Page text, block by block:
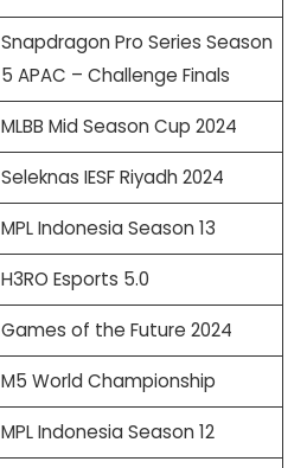
Snapdragon Pro Series Season
5 APAC – Challenge Finals
MLBB Mid Season Cup 2024
Seleknas IESF Riyadh 2024
MPL Indonesia Season 13
H3RO Esports 5.0
Games of the Future 2024
M5 World Championship
MPL Indonesia Season 12